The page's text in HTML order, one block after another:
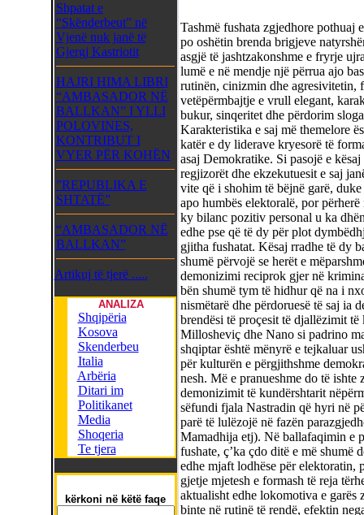
Shpatat e
“Skënderbeut” në
Vjenë nuk janë të
Gjergj Kastriotit
HAJRI HIMA LIBRI
“AMBASADOR NË
BALLKAN” I YLLI
POLOVINES,
KONTRIBUT I
VYER PËR KOHËN
”REPUBLIKA E
SHTATË”
“AMBASADOR NË
BALLKAN”
Artikuj të tjerë .....
ANALIZA
Shqipëria
Kosova
Skenderbeu
Italia
Arbëria
Ditari im
Politikanet
Media
Shoqeria
Te tjera
kërkoni në këtë faqe
Tashmë fushata zgjedhore pothuaj
po oshëtin brenda brigjeve
asgjë të jashtzakonshme e fryrje
lumë e në mendje një përrua ajo
rutinën, cinizmin dhe agresivitetin,
vetëpërmbajtje e vrull elegant,
bukur, sinqeritet dhe përdorim
Karakteristika e saj më themelore
katër e dy liderave kryesorë të
asaj Demokratike. Si pasojë e
regjizorët dhe ekzekutuesit e saj
vite që i shohim të bëjnë garë,
apo humbës elektoralë, por
ky bilanc pozitiv personal u ka
edhe pse që të dy për plot
gjitha fushatat. Kësaj rradhe të dy
shumë përvojë se herët e
demonizimi reciprok gjer në
bën shumë tym të hidhur që na i
nismëtarë dhe përdoruesë të saj ia
brendësi të proçesit të djallëzimit
Millosheviç dhe Nano si padrino
shqiptar është mënyrë e tejkaluar
për kulturën e përgjithshme
nesh. Më e pranueshme do të
demonizimit të kundërshtarit
sëfundi fjala Nastradin që hyri në
parë të lulëzojë në fazën
Mamadhija etj). Në ballafaqimin e
fushate, ç’ka çdo ditë e më shumë
edhe mjaft lodhëse për elektoratin,
gjetje mjetesh e formash të reja
aktualisht edhe lokomotiva e garës
binte në rutinë të rendë, efektin